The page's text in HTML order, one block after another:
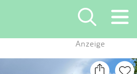
×
Suchen
Anzeige